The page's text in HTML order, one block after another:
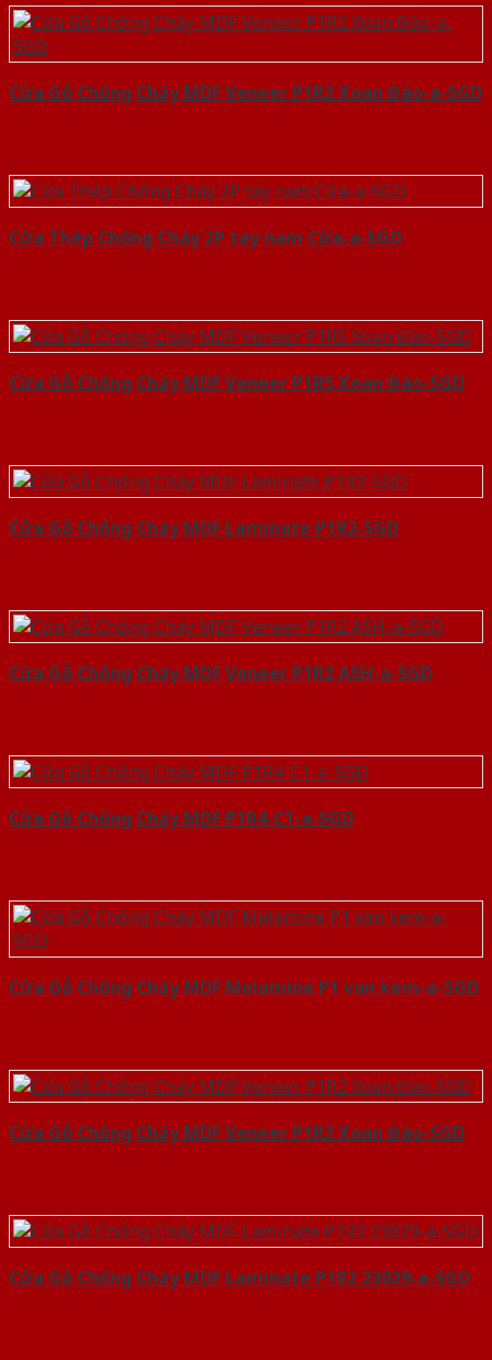
Cửa Gỗ Chống Cháy MDF Veneer P1R2 Xoan Đào-a-SGD
Cửa Thép Chống Cháy 2P tay nam Cửa-a-SGD
Cửa Gỗ Chống Cháy MDF Veneer P1R5 Xoan Đào-SGD
Cửa Gỗ Chống Cháy MDF Laminate P1R2-SGD
Cửa Gỗ Chống Cháy MDF Veneer P1R2 ASH-a-SGD
Cửa Gỗ Chống Cháy MDF P1R4-C1-a-SGD
Cửa Gỗ Chống Cháy MDF Melamine P1 van kem-a-SGD
Cửa Gỗ Chống Cháy MDF Veneer P1R2 Xoan Đào-SGD
Cửa Gỗ Chống Cháy MDF Laminate P1R2 23029-a-SGD